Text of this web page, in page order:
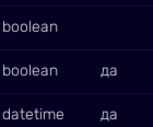
boolean
boolean да
datetime да